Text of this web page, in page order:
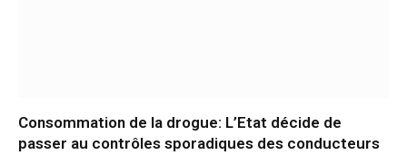
Consommation de la drogue: L’Etat décide de
passer au contrôles sporadiques des conducteurs